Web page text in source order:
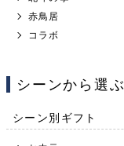
赤鳥居
コラボ
シーンから選ぶ
シーン別ギフト